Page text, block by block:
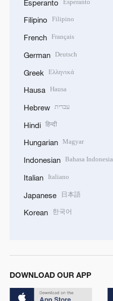
Esperanto
Filipino Filipino
French Français
German Deutsch
Greek Ελληνικά
Hausa Hausa
Hebrew עברית
Hindi हिन्दी
Hungarian Magyar
Indonesian Bahasa Indonesia
Italian Italiano
Japanese 日本語
Korean 한국어
DOWNLOAD OUR APP